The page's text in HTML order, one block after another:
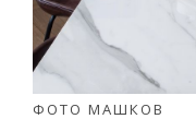
ФОТО МАШКОВ